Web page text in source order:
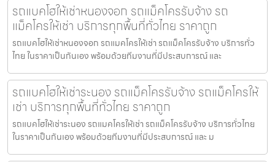
รถแบคโฮให้เช่าหนองจอก รถแม็คโครรับจ้าง รถ
แม็คโครให้เช่า บริการทุกพื้นที่ทั่วไทย ราคาถูก
รถแบคโฮให้เช่าหนองจอก รถแมคโครให้เช่า รถแม็คโครรับจ้าง บริการทั่ว
ไทย ในราคาเป็นกันเอง พร้อมด้วยทีมงานที่มีประสบการณ์ และ
รถแบคโฮให้เช่าระนอง รถแม็คโครรับจ้าง รถแม็คโครให้
เช่า บริการทุกพื้นที่ทั่วไทย ราคาถูก
รถแบคโฮให้เช่าระนอง รถแมคโครให้เช่า รถแม็คโครรับจ้าง บริการทั่วไทย
ในราคาเป็นกันเอง พร้อมด้วยทีมงานที่มีประสบการณ์ และ ม